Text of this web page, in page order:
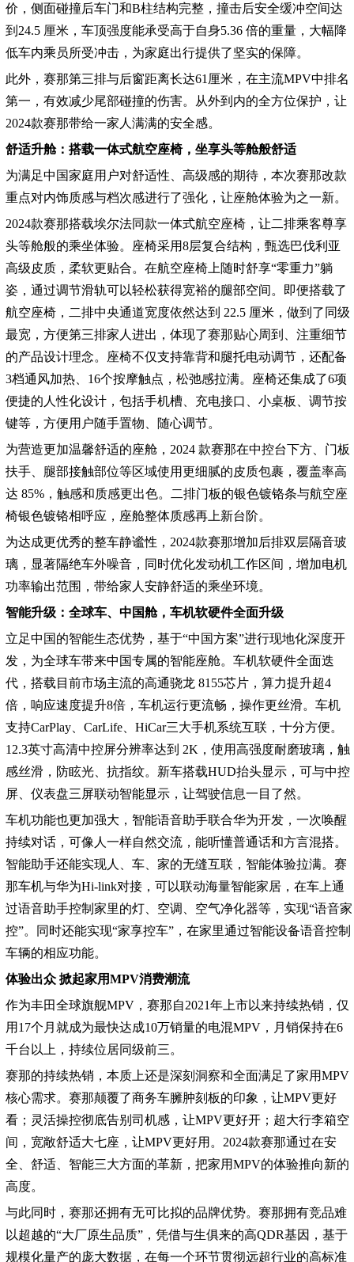
价，侧面碰撞后车门和B柱结构完整，撞击后安全缓冲空间达
到24.5 厘米，车顶强度能承受高于自身5.36 倍的重量，大幅降
低车内乘员所受冲击，为家庭出行提供了坚实的保障。
此外，赛那第三排与后窗距离长达61厘米，在主流MPV中排名
第一，有效减少尾部碰撞的伤害。从外到内的全方位保护，让
2024款赛那带给一家人满满的安全感。
舒适升舱：搭载一体式航空座椅，坐享头等舱般舒适
为满足中国家庭用户对舒适性、高级感的期待，本次赛那改款
重点对内饰质感与档次感进行了强化，让座舱体验为之一新。
2024款赛那搭载埃尔法同款一体式航空座椅，让二排乘客尊享
头等舱般的乘坐体验。座椅采用8层复合结构，甄选巴伐利亚
高级皮质，柔软更贴合。在航空座椅上随时舒享“零重力”躺
姿，通过调节滑轨可以轻松获得宽裕的腿部空间。即便搭载了
航空座椅，二排中央通道宽度依然达到 22.5 厘米，做到了同级
最宽，方便第三排家人进出，体现了赛那贴心周到、注重细节
的产品设计理念。座椅不仅支持靠背和腿托电动调节，还配备
3档通风加热、16个按摩触点，松弛感拉满。座椅还集成了6项
便捷的人性化设计，包括手机槽、充电接口、小桌板、调节按
键等，方便用户随手置物、随心调节。
为营造更加温馨舒适的座舱，2024 款赛那在中控台下方、门板
扶手、腿部接触部位等区域使用更细腻的皮质包裹，覆盖率高
达 85%，触感和质感更出色。二排门板的银色镀铬条与航空座
椅银色镀铬相呼应，座舱整体质感再上新台阶。
为达成更优秀的整车静谧性，2024款赛那增加后排双层隔音玻
璃，显著隔绝车外噪音，同时优化发动机工作区间，增加电机
功率输出范围，带给家人安静舒适的乘坐环境。
智能升级：全球车、中国舱，车机软硬件全面升级
立足中国的智能生态优势，基于“中国方案”进行现地化深度开
发，为全球车带来中国专属的智能座舱。车机软硬件全面迭
代，搭载目前市场主流的高通骁龙 8155芯片，算力提升超4
倍，响应速度提升8倍，车机运行更流畅，操作更丝滑。车机
支持CarPlay、CarLife、HiCar三大手机系统互联，十分方便。
12.3英寸高清中控屏分辨率达到 2K，使用高强度耐磨玻璃，触
感丝滑，防眩光、抗指纹。新车搭载HUD抬头显示，可与中控
屏、仪表盘三屏联动智能显示，让驾驶信息一目了然。
车机功能也更加强大，智能语音助手联合华为开发，一次唤醒
持续对话，可像人一样自然交流，能听懂普通话和方言混搭。
智能助手还能实现人、车、家的无缝互联，智能体验拉满。赛
那车机与华为Hi-link对接，可以联动海量智能家居，在车上通
过语音助手控制家里的灯、空调、空气净化器等，实现“语音家
控”。同时还能实现“家享控车”，在家里通过智能设备语音控制
车辆的相应功能。
体验出众 掀起家用MPV消费潮流
作为丰田全球旗舰MPV，赛那自2021年上市以来持续热销，仅
用17个月就成为最快达成10万销量的电混MPV，月销保持在6
千台以上，持续位居同级前三。
赛那的持续热销，本质上还是深刻洞察和全面满足了家用MPV
核心需求。赛那颠覆了商务车臃肿刻板的印象，让MPV更好
看；灵活操控彻底告别司机感，让MPV更好开；超大行李箱空
间，宽敞舒适大七座，让MPV更好用。2024款赛那通过在安
全、舒适、智能三大方面的革新，把家用MPV的体验推向新的
高度。
与此同时，赛那还拥有无可比拟的品牌优势。赛那拥有竞品难
以超越的“大厂原生品质”，凭借与生俱来的高QDR基因，基于
规模化量产的庞大数据，在每一个环节贯彻远超行业的高标准